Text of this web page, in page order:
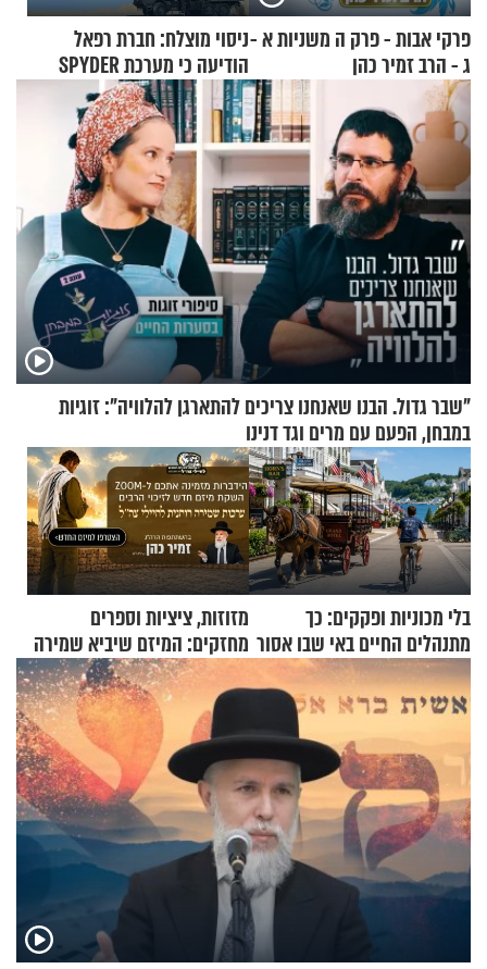
פרקי אבות - פרק ה משניות א -
ג - הרב זמיר כהן
ניסוי מוצלח: חברת רפאל
הודיעה כי מערכת SPYDER
הצליחה ליירט כטב"ם
"שבר גדול. הבנו שאנחנו צריכים להתארגן להלוויה": זוגיות
במבחן, הפעם עם מרים וגד דנינו
בלי מכוניות ופקקים: כך
מתנהלים החיים באי שבו אסור
לנהוג כבר יותר מ-120 שנה
מזוזות, ציציות וספרים
מחזקים: המיזם שיביא שמירה
רוחנית לאלפי חיילי צה"ל